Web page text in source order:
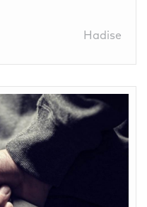
Hadise